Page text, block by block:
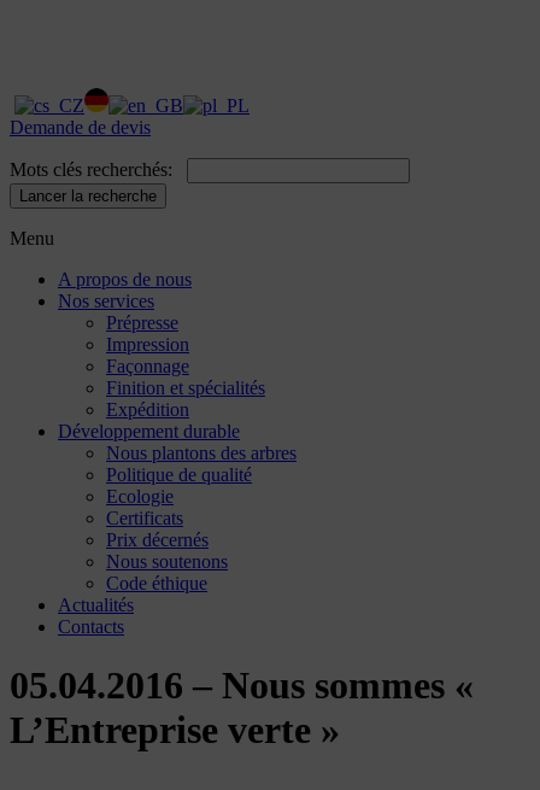
Demande de devis
Mots clés recherchés:
Lancer la recherche
Menu
A propos de nous
Nos services
Prépresse
Impression
Façonnage
Finition et spécialités
Expédition
Développement durable
Nous plantons des arbres
Politique de qualité
Ecologie
Certificats
Prix décernés
Nous soutenons
Code éthique
Actualités
Contacts
05.04.2016 – Nous sommes «
L’Entreprise verte »